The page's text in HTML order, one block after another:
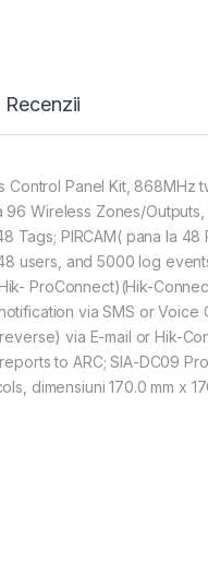
Recenzii
Control Panel Kit, 868MHz
96 Wireless Zones/
PIRCAM( pana la 48
users, and 5000 log
ProConnect)(Hik-
via SMS or Voice
via E-mail or Hik-
to ARC; SIA-DC09
dimensiuni 170.0 mm x